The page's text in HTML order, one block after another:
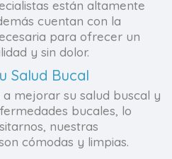
están altamente
cuentan con la
para ofrecer un
y sin dolor.
Salud Bucal
a mejorar su salud buscal y
bucales, lo
nuestras
cómodas y limpias.